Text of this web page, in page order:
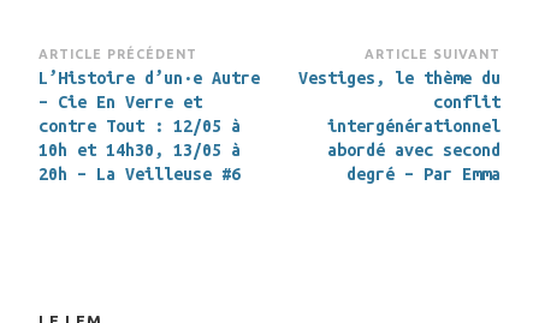
Navigation
d’article
ARTICLE PRÉCÉDENT
L’Histoire d’un·e Autre
– Cie En Verre et
contre Tout : 12/05 à
10h et 14h30, 13/05 à
20h – La Veilleuse #6
ARTICLE SUIVANT
Vestiges, le thème du
conflit
intergénérationnel
abordé avec second
degré – Par Emma